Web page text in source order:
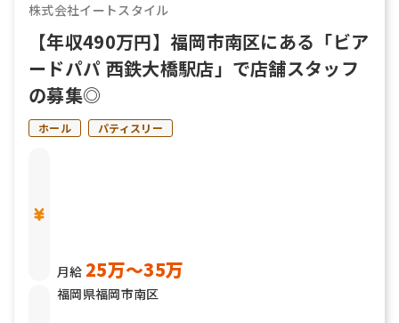
株式会社イートスタイル
【年収490万円】福岡市南区にある「ビア
ードパパ 西鉄大橋駅店」で店舗スタッフ
の募集◎
ホール パティスリー
月給 25万〜35万
福岡県福岡市南区